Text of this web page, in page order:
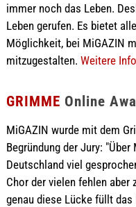
immer noch das Leben.
Leben gerufen. Es bietet
Möglichkeit, bei MiGAZIN
mitzugestalten. Weitere
GRIMME Online
MiGAZIN wurde mit dem
Begründung der Jury:
Deutschland viel
Chor der vielen fehlen aber
genau diese Lücke füllt